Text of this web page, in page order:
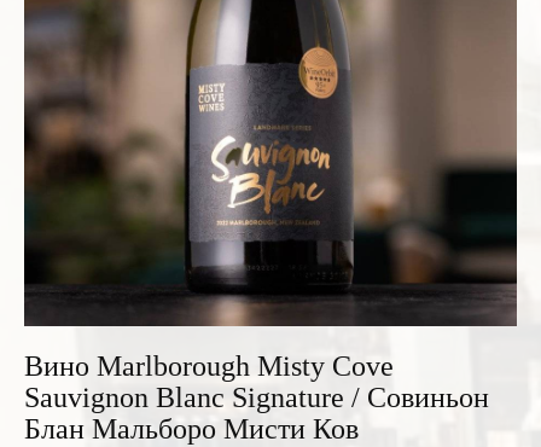
Итальянские вина
Французские вина
Испанские вина
Граппа
Саке
Вино Marlborough Misty Cove
Sauvignon Blanc Signature / Совиньон
Блан Мальборо Мисти Ков